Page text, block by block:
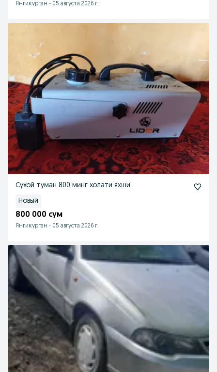
Янгикурган - 05 августа 2026 г.
Сухой туман 800 минг холати яхши
Новый
800 000 сум
Янгикурган - 05 августа 2026 г.